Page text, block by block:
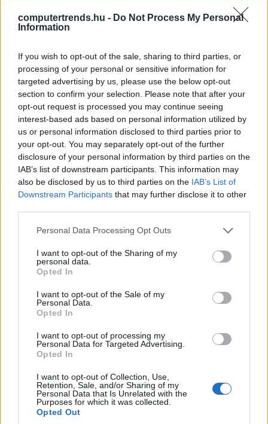
computertrends.hu - Do Not Process My Personal
Information
If you wish to opt-out of the sale, sharing to third parties, or
processing of your personal or sensitive information for
targeted advertising by us, please use the below opt-out
section to confirm your selection. Please note that after your
opt-out request is processed you may continue seeing
interest-based ads based on personal information utilized by
us or personal information disclosed to third parties prior to
your opt-out. You may separately opt-out of the further
disclosure of your personal information by third parties on the
IAB’s list of downstream participants. This information may
also be disclosed by us to third parties on the IAB’s List of
Downstream Participants that may further disclose it to other
Please note that this website/app uses one or more Google
not limited to your visit or usage behaviour. You may click to
grant or deny consent to Google and its third-party tags to
use your data for below specified purposes in below Google
consent section.
Personal Data Processing Opt Outs
I want to opt-out of the Sharing of my
personal data.
Opted In
I want to opt-out of the Sale of my
Personal Data.
Opted In
I want to opt-out of processing my
Personal Data for Targeted Advertising.
Opted In
I want to opt-out of Collection, Use,
Retention, Sale, and/or Sharing of my
Personal Data that Is Unrelated with the
Purposes for which it was collected.
Opted Out
Motorola faces new lawsuit
Fékezett a Motorola felvásárlás
Üzlet| 2011.09.29 10:56
HTC open to buying OS, patents,
president said
| 2011.09.13 09:00
Más vívja az Android háborút
| 2011.09.08 11:20
New patents from Google shore
szabadalmi díjakról
Újabb megafelvásárlás a
láthatáron?
A Google bevásárlólistája
Analysts: Google looks to Novell
for Motorola value